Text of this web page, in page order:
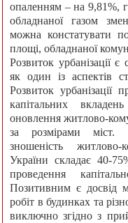
опаленням – на 9,81%,
обладнаної газом
можна констатувати
площі, обладнаної
Розвиток урбанізації є
як один із аспектів
Розвиток урбанізації
капітальних
оновлення житлово-
за розмірами міст.
зношеність житлово-
України складає 40-
проведення
Позитивним є досвід
робіт в будинках та
виключно згідно з